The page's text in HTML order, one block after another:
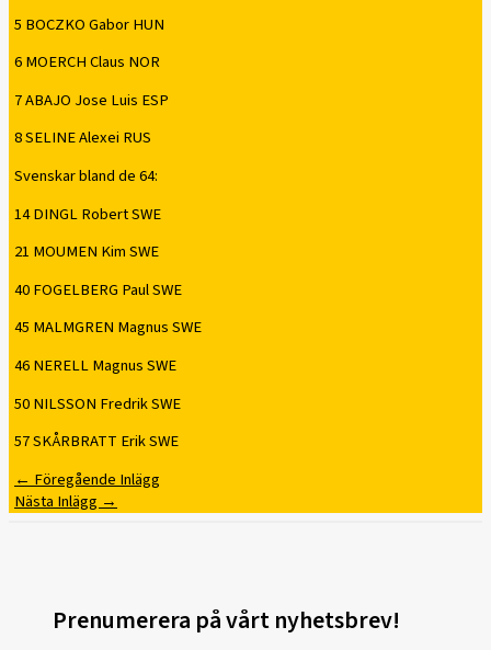
5 BOCZKO Gabor HUN
6 MOERCH Claus NOR
7 ABAJO Jose Luis ESP
8 SELINE Alexei RUS
Svenskar bland de 64:
14 DINGL Robert SWE
21 MOUMEN Kim SWE
40 FOGELBERG Paul SWE
45 MALMGREN Magnus SWE
46 NERELL Magnus SWE
50 NILSSON Fredrik SWE
57 SKÅRBRATT Erik SWE
← Föregående Inlägg
Nästa Inlägg →
Prenumerera på vårt nyhetsbrev!